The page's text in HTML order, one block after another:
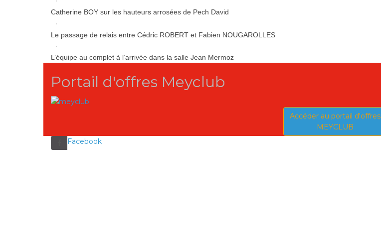
Catherine BOY sur les hauteurs arrosées de Pech David
Le passage de relais entre Cédric ROBERT et Fabien NOUGAROLLES
L’équipe au complet à l’arrivée dans la salle Jean Mermoz
Portail d'offres Meyclub
Accéder au portail d'offres
MEYCLUB
Facebook